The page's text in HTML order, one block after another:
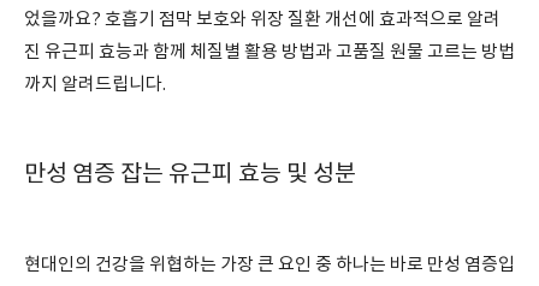
었을까요? 호흡기 점막 보호와 위장 질환 개선에 효과적으로 알려
진 유근피 효능과 함께 체질별 활용 방법과 고품질 원물 고르는 방법
까지 알려드립니다.
만성 염증 잡는 유근피 효능 및 성분
현대인의 건강을 위협하는 가장 큰 요인 중 하나는 바로 만성 염증입